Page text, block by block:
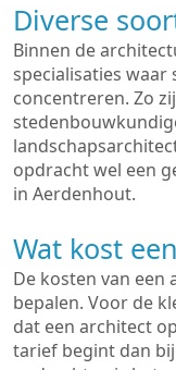
Diverse
Binnen de
specialisaties waar
concentreren. Zo
opdracht wel een
in Aerdenhout.
Wat kost
De kosten van
bepalen. Voor de
dat een architect
tarief begint dan